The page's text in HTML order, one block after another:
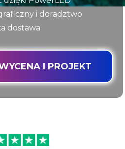
i doradztwo
dostawa
I PROJEKT